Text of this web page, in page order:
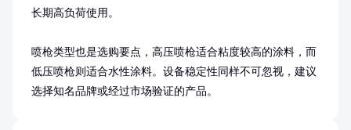
长期高负荷使用。
喷枪类型也是选购要点，高压喷枪适合粘度较高的涂料，而
低压喷枪则适合水性涂料。设备稳定性同样不可忽视，建议
选择知名品牌或经过市场验证的产品。